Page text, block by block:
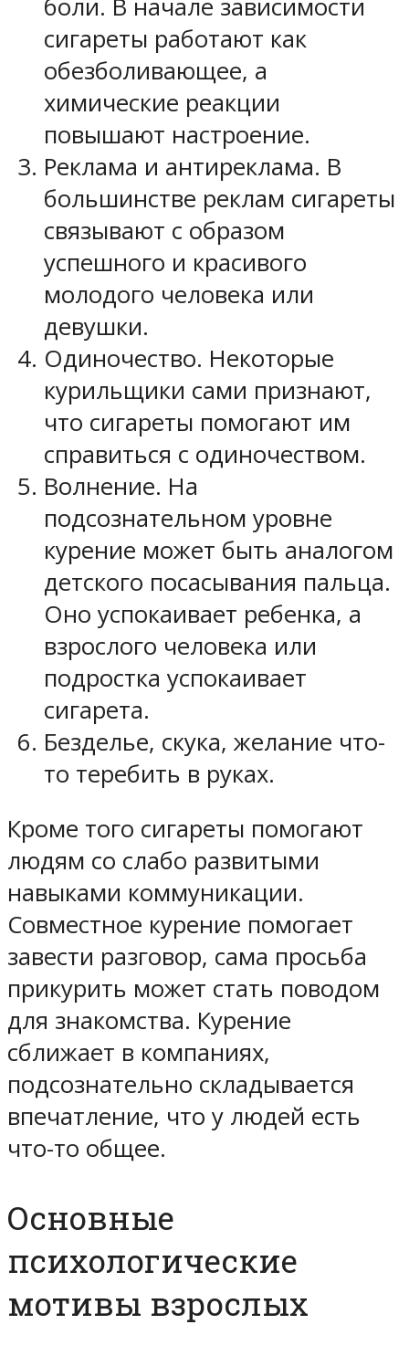
боли. В начале зависимости
сигареты работают как
обезболивающее, а
химические реакции
повышают настроение.
Реклама и антиреклама. В
большинстве реклам сигареты
связывают с образом
успешного и красивого
молодого человека или
девушки.
Одиночество. Некоторые
курильщики сами признают,
что сигареты помогают им
справиться с одиночеством.
Волнение. На
подсознательном уровне
курение может быть аналогом
детского посасывания пальца.
Оно успокаивает ребенка, а
взрослого человека или
подростка успокаивает
сигарета.
Безделье, скука, желание что-
то теребить в руках.
Кроме того сигареты помогают
людям со слабо развитыми
навыками коммуникации.
Совместное курение помогает
завести разговор, сама просьба
прикурить может стать поводом
для знакомства. Курение
сближает в компаниях,
подсознательно складывается
впечатление, что у людей есть
что-то общее.
Основные
психологические
мотивы взрослых